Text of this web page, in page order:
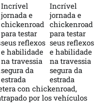
Incrível
jornada e
chickenroad
para testar
seus reflexos
e habilidade
na travessia
segura da
estrada
Incrível
jornada e
chickenroad
para testar
seus reflexos
e habilidade
na travessia
segura da
estrada
con chickenroad,
por los vehículos